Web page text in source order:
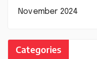
November 2024
Categories